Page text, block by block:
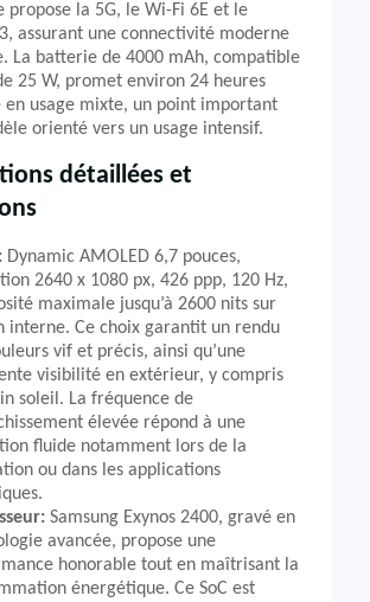
propose la 5G, le Wi-Fi 6E et le
assurant une connectivité moderne
La batterie de 4000 mAh, compatible
25 W, promet environ 24 heures
en usage mixte, un point important
orienté vers un usage intensif.
détaillées et
Dynamic AMOLED 6,7 pouces,
2640 x 1080 px, 426 ppp, 120 Hz,
maximale jusqu’à 2600 nits sur
interne. Ce choix garantit un rendu
vif et précis, ainsi qu’une
visibilité en extérieur, y compris
soleil. La fréquence de
élevée répond à une
fluide notamment lors de la
ou dans les applications
Samsung Exynos 2400, gravé en
avancée, propose une
honorable tout en maîtrisant la
énergétique. Ce SoC est